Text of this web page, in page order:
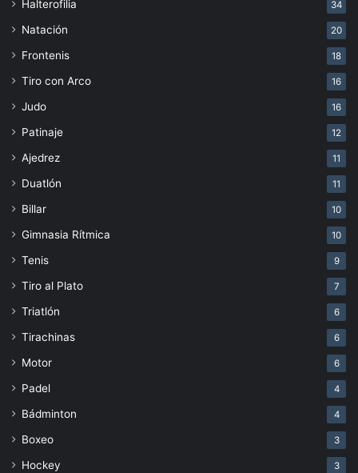
Halterofilia 34
Natación 20
Frontenis 18
Tiro con Arco 16
Judo 16
Patinaje 12
Ajedrez 11
Duatlón 11
Billar 10
Gimnasia Rítmica 10
Tenis 9
Tiro al Plato 7
Triatlón 6
Tirachinas 6
Motor 6
Padel 4
Bádminton 4
Boxeo 3
Hockey 3